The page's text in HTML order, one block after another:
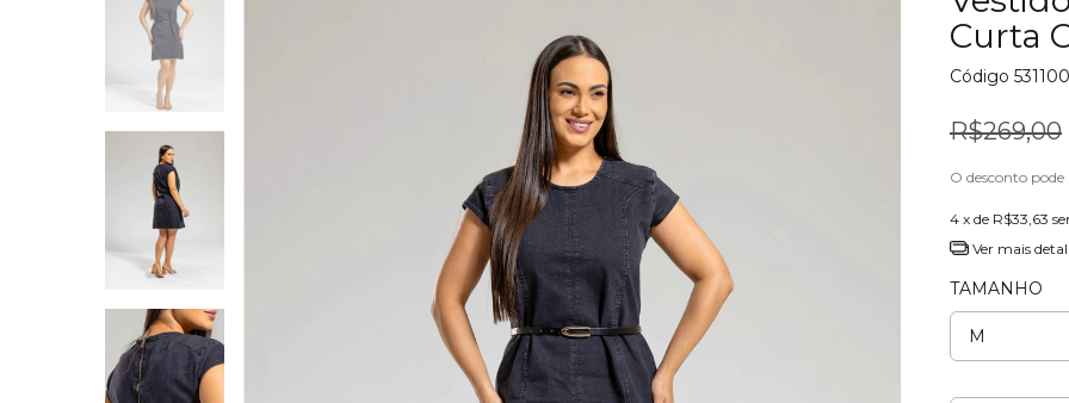
Curta
Código
R$269,00
O desconto
4 x de R$33,63
Ver mais
TAMANHO